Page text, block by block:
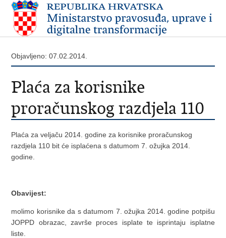
Objavljeno: 07.02.2014.
Plaća za korisnike
proračunskog razdjela 110
Plaća za veljaču 2014. godine za korisnike proračunskog
razdjela 110 bit će isplaćena s datumom 7. ožujka 2014.
godine.
Obavijest:
molimo korisnike da s datumom 7. ožujka 2014. godine potpišu
JOPPD obrazac, završe proces isplate te isprintaju isplatne
liste.